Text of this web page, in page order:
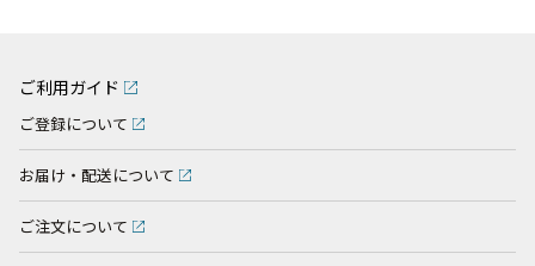
ご利用ガイド
ご登録について
お届け・配送について
ご注文について